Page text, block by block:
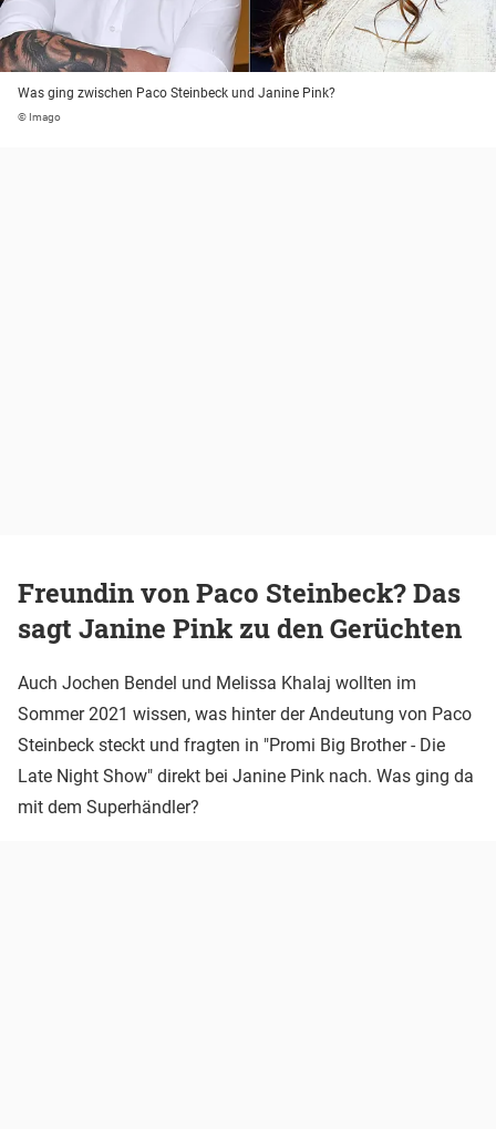
Was ging zwischen Paco Steinbeck und Janine Pink?
© Imago
Freundin von Paco Steinbeck? Das
sagt Janine Pink zu den Gerüchten
Auch Jochen Bendel und Melissa Khalaj wollten im
Sommer 2021 wissen, was hinter der Andeutung von Paco
Steinbeck steckt und fragten in "Promi Big Brother - Die
Late Night Show" direkt bei Janine Pink nach. Was ging da
mit dem Superhändler?